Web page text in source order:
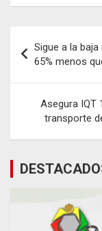
de
entradas
Sigue a la
65% menos
Asegura IQT
transporte